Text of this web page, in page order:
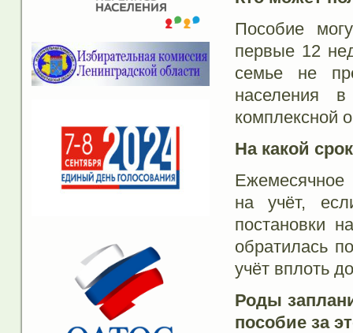
Пособие
первые 12
семье не
населения
комплексной
На какой
Ежемесячное
на учёт,
постановки
обратилась
учёт вплоть
Роды
пособие за